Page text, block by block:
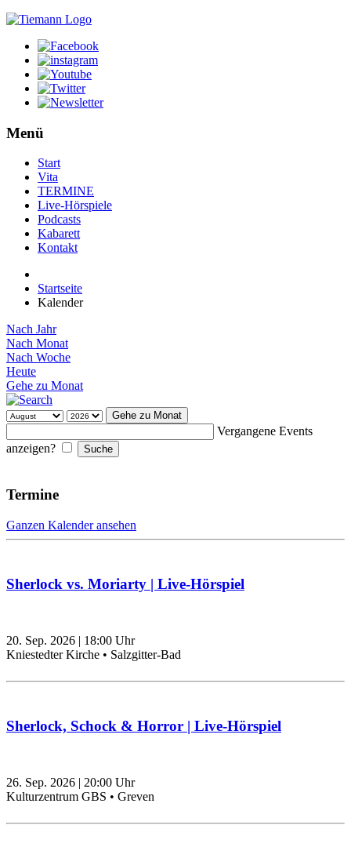
Menü
Start
Vita
TERMINE
Live-Hörspiele
Podcasts
Kabarett
Kontakt
Startseite
Kalender
Nach Jahr
Nach Monat
Nach Woche
Heute
Gehe zu Monat
Gehe zu Monat
Vergangene Events
anzeigen?
Termine
Ganzen Kalender ansehen
Sherlock vs. Moriarty | Live-Hörspiel
20. Sep. 2026 | 18:00 Uhr
Kniestedter Kirche • Salzgitter-Bad
Sherlock, Schock & Horror | Live-Hörspiel
26. Sep. 2026 | 20:00 Uhr
Kulturzentrum GBS • Greven